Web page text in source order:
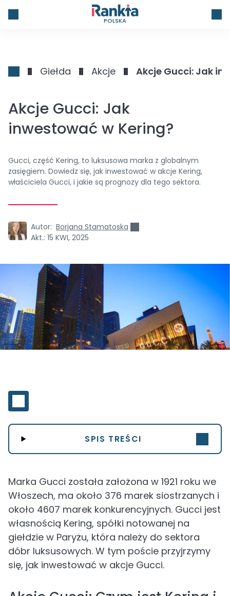
POLSKA
Giełda Akcje Akcje Gucci: Jak
Akcje Gucci: Jak
inwestować w Kering?
Gucci, część Kering, to luksusowa marka z globalnym
zasięgiem. Dowiedz się, jak inwestować w akcje Kering,
właściciela Gucci, i jakie są prognozy dla tego sektora.
Autor: Borjana Stamatoska
Akt.: 15 KWI, 2025
SPIS TREŚCI
Marka Gucci została założona w 1921 roku we
Włoszech, ma około 376 marek siostrzanych i
około 4607 marek konkurencyjnych. Gucci jest
własnością Kering, spółki notowanej na
giełdzie w Paryżu, która należy do sektora
dóbr luksusowych. W tym poście przyjrzymy
się, jak inwestować w akcje Gucci.